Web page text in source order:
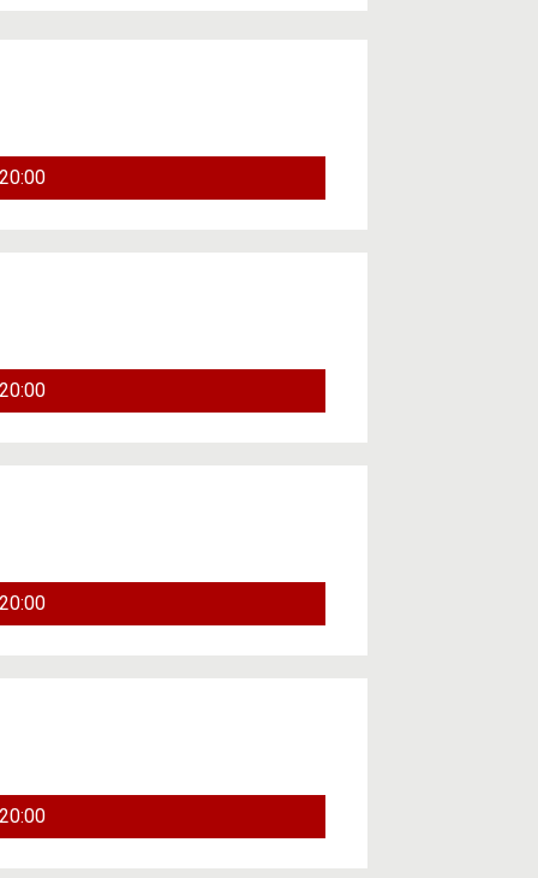
20:00
20:00
20:00
20:00